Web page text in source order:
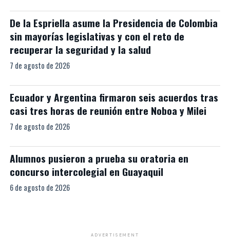
De la Espriella asume la Presidencia de Colombia
sin mayorías legislativas y con el reto de
recuperar la seguridad y la salud
7 de agosto de 2026
Ecuador y Argentina firmaron seis acuerdos tras
casi tres horas de reunión entre Noboa y Milei
7 de agosto de 2026
Alumnos pusieron a prueba su oratoria en
concurso intercolegial en Guayaquil
6 de agosto de 2026
ADVERTISEMENT